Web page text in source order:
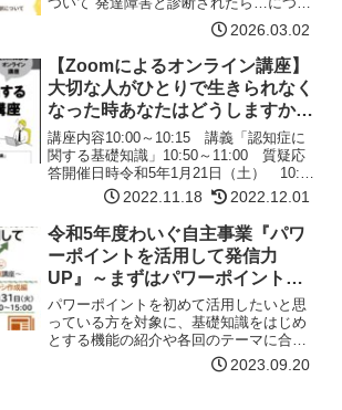
て 18歳で『自立』を迫られる子どもたち
の現状についてなど日程2026年3月20日
(金)祝日開場10:00～開演10:30～終了…
【詳細はコチラ】
2026.03.02
【Zoomによるオンライン講座】
大切な人がひとりで生きられなく
なった時あなたはどうしますか。
男性に知ってほしい！『認知症に
関する基礎知識講座』心が楽にな
る介護って？自分を責めない心の
持ちようとは？
講座内容10:00～10:15 講義「認知症に
関する基礎知識」10:50～11:00 質疑応
答開催日時令和5年1月21日（土） 10:00
～11:00講師鎌田 明美 先生(介護労働安
定センター健康ヘルスコンサルタント)対
象 仕事しながら介護…【詳細はコチラ】
2022.11.18 2022.12.01
令和5年度わいぐ自主事業『パワ
ーポイントを活用して発信力
UP』～まずはパワーポイントに
触れてみよう超初級講座～
パワーポイントを初めて活用したいと思
っている方を対象に、基礎知識をはじめ
とする機能の紹介や各回のテーマに合わ
せた実践をします。日時プレゼンテーシ
ョン編簡単なプレゼンテーションの作
2023.09.20